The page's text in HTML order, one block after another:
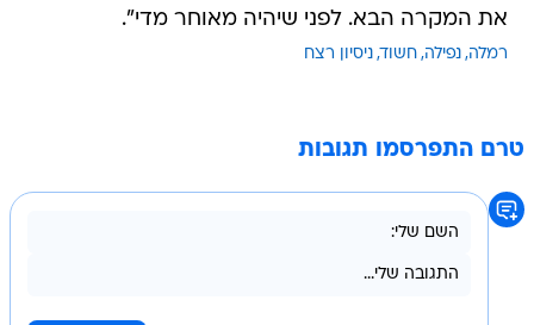
את המקרה הבא. לפני שיהיה מאוחר מדי".
רמלה נפילה חשוד ניסיון רצח
טרם התפרסמו תגובות